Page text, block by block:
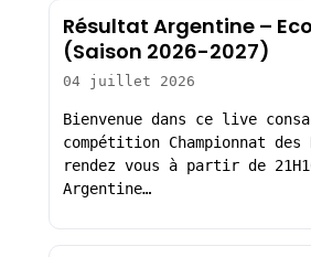
Résultat Argentine –
(Saison 2026-2027)
04 juillet 2026
Bienvenue dans ce live
compétition Championnat des
rendez vous à partir de
Argentine…